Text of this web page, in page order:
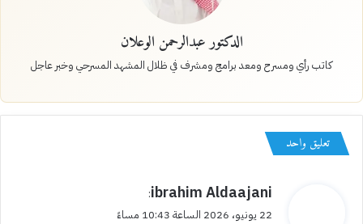
الدكتور عبدالرحمن الوعلان
كاتب رأي ومسرح ومعد برامج ومشرف في ظلال المشهد المسرحي وخبر عاجل
تعليق واحد
يibrahim Aldaajani
:
22 يونيو، 2026 الساعة 10:43 مساءً